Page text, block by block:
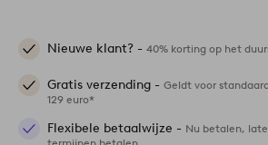
Nieuwe klant? - 40% korting op het
Gratis verzending - Geldt voor
129 euro*
Flexibele betaalwijze - Nu betalen,